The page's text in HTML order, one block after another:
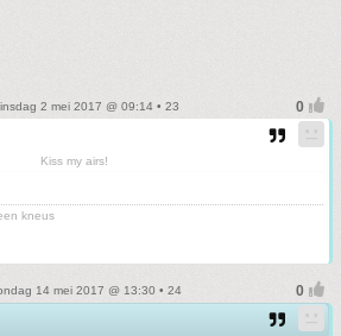
2 mei 2017 @ 09:14 • 23
Kiss my airs!
kneus
14 mei 2017 @ 13:30 • 24